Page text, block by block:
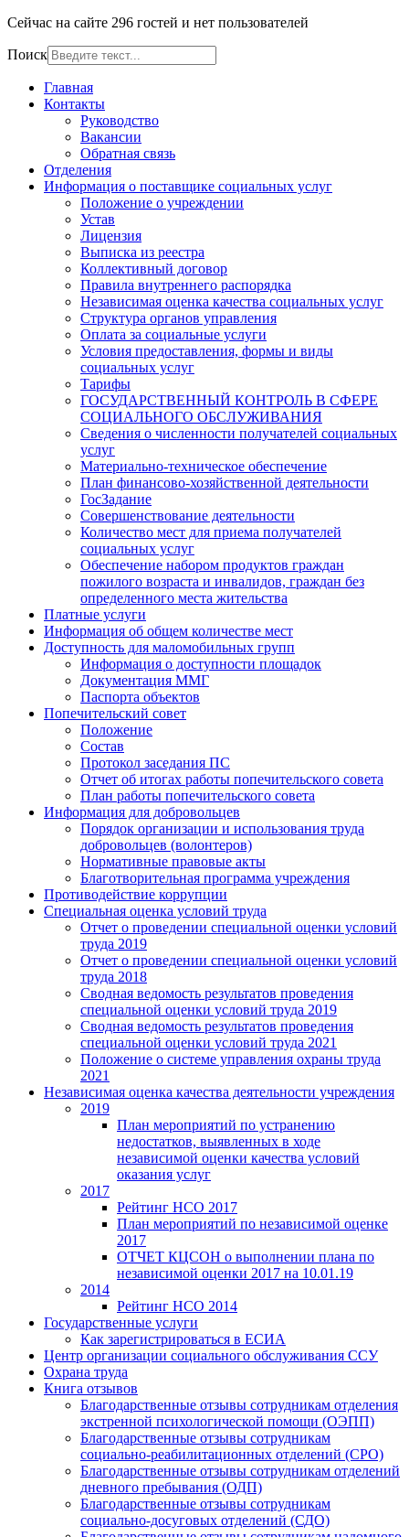
Сейчас на сайте 296 гостей и нет пользователей
Поиск
Главная
Контакты
Руководство
Вакансии
Обратная связь
Отделения
Информация о поставщике социальных услуг
Положение о учреждении
Устав
Лицензия
Выписка из реестра
Коллективный договор
Правила внутреннего распорядка
Независимая оценка качества социальных услуг
Структура органов управления
Оплата за социальные услуги
Условия предоставления, формы и виды
социальных услуг
Тарифы
ГОСУДАРСТВЕННЫЙ КОНТРОЛЬ В СФЕРЕ
СОЦИАЛЬНОГО ОБСЛУЖИВАНИЯ
Сведения о численности получателей социальных
услуг
Материально-техническое обеспечение
План финансово-хозяйственной деятельности
ГосЗадание
Совершенствование деятельности
Количество мест для приема получателей
социальных услуг
Обеспечение набором продуктов граждан
пожилого возраста и инвалидов, граждан без
определенного места жительства
Платные услуги
Информация об общем количестве мест
Доступность для маломобильных групп
Информация о доступности площадок
Документация ММГ
Паспорта объектов
Попечительский совет
Положение
Состав
Протокол заседания ПС
Отчет об итогах работы попечительского совета
План работы попечительского совета
Информация для добровольцев
Порядок организации и использования труда
добровольцев (волонтеров)
Нормативные правовые акты
Благотворительная программа учреждения
Противодействие коррупции
Специальная оценка условий труда
Отчет о проведении специальной оценки условий
труда 2019
Отчет о проведении специальной оценки условий
труда 2018
Сводная ведомость результатов проведения
специальной оценки условий труда 2019
Сводная ведомость результатов проведения
специальной оценки условий труда 2021
Положение о системе управления охраны труда
2021
Независимая оценка качества деятельности учреждения
2019
План мероприятий по устранению
недостатков, выявленных в ходе
независимой оценки качества условий
оказания услуг
2017
Рейтинг НСО 2017
План мероприятий по независимой оценке
2017
ОТЧЕТ КЦСОН о выполнении плана по
независимой оценки 2017 на 10.01.19
2014
Рейтинг НСО 2014
Государственные услуги
Как зарегистрироваться в ЕСИА
Центр организации социального обслуживания ССУ
Охрана труда
Книга отзывов
Благодарственные отзывы сотрудникам отделения
экстренной психологической помощи (ОЭПП)
Благодарственные отзывы сотрудникам
социально-реабилитационных отделений (СРО)
Благодарственные отзывы сотрудникам отделений
дневного пребывания (ОДП)
Благодарственные отзывы сотрудникам
социально-досуговых отделений (СДО)